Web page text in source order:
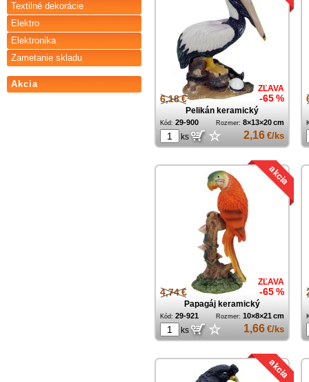
Textilné dekorácie
Elektro
Elektronika
Zametanie skladu
Akcia
6,18 €
ZĽAVA
-65 %
Pelikán keramický
2,16 €/ks
Rozmer: 8×13×20 cm
Kód: 29-900
ks
☆
4,74 €
ZĽAVA
-65 %
Papagáj keramický
1,66 €/ks
Rozmer: 10×8×21 cm
Kód: 29-921
ks
☆